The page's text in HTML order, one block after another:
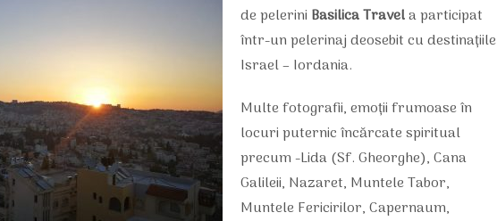
de pelerini Basilica Travela participat
într-un pelerinaj deosebit cu destinațiile
Israel – Iordania.
Multe fotografii, emoții frumoase în
locuri puternic încărcate spiritual
precum -Lida (Sf. Gheorghe), Cana
Galileii, Nazaret, Muntele Tabor,
Muntele Fericirilor, Capernaum,